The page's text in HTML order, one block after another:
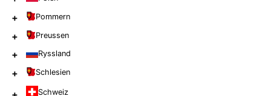
+ Pommern
+ Preussen
+ Ryssland
+ Schlesien
Schweiz